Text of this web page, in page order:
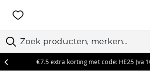
€7.5 extra korting met code: HE25 (va